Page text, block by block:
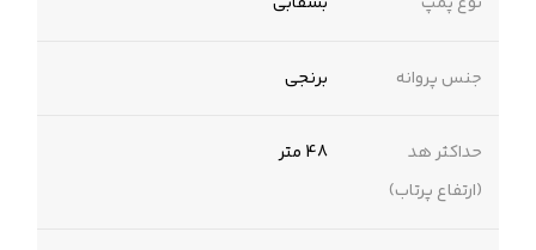
جنس پروانه برنجی
حداکثر هد
(ارتفاع پرتاب)
48 متر